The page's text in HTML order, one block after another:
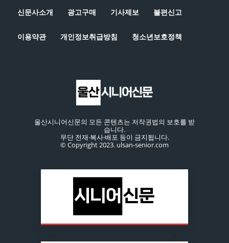
신문사소개 광고구매 기사제보 불편신고
이용약관 개인정보취급방침 청소년보호정책
울산시니어신문의 모든 콘텐츠는 저작권법의 보호를 받
습니다.
무단 전재·복사·배포 등이 금지됩니다.
© Copyright 2023. ulsan-senior.com